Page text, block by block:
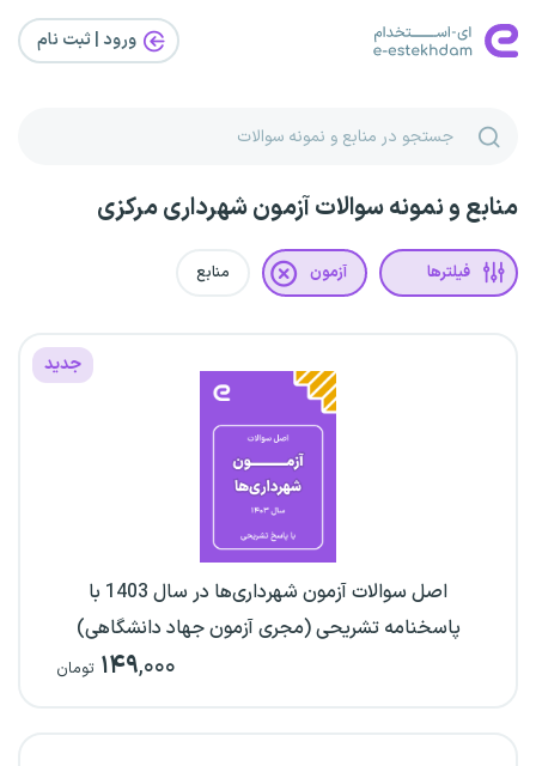
ورود | ثبت‌ نام
منابع و نمونه سوالات آزمون شهرداری مرکزی
فیلترها آزمون منابع
جدید
اصل سوالات آزمون شهرداری‌ها در سال 1403 با
پاسخنامه تشریحی (مجری آزمون جهاد دانشگاهی)
۱۴۹,۰۰۰ تومان